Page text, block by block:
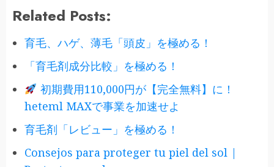
Related Posts:
育毛、ハゲ、薄毛「頭皮」を極める！
「育毛剤成分比較」を極める！
初期費用110,000円が【完全無料】に！
heteml MAXで事業を加速せよ
育毛剤「レビュー」を極める！
Consejos para proteger tu piel del sol |